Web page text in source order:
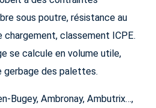
sous poutre, résistance au
chargement, classement ICPE.
se calcule en volume utile,
gerbage des palettes.
Bugey, Ambronay, Ambutrix…,